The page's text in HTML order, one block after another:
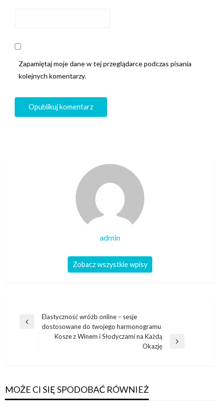
Zapamiętaj moje dane w tej przeglądarce podczas pisania
kolejnych komentarzy.
admin
Zobacz wszystkie wpisy
Nawigacja
wpisu
Poprzedni
Elastyczność wróżb online – sesje
dostosowane do twojego harmonogramu
Kosze z Winem i Słodyczami na Każdą
Okazję
MOŻE CI SIĘ SPODOBAĆ RÓWNIEŻ